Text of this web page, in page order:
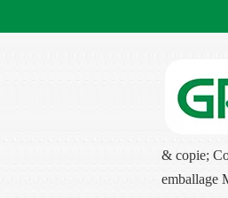
& copie;
emballage